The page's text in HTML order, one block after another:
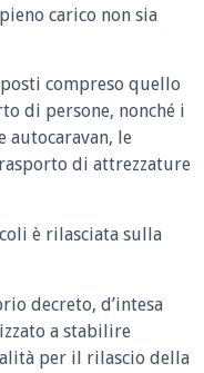
carico non sia
compreso quello
di persone, nonché i
autocaravan, le
di attrezzature
è rilasciata sulla
decreto, d’intesa
a stabilire
per il rilascio della